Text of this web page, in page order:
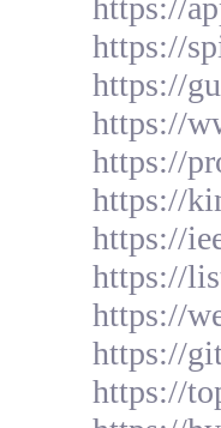
https://
https://
https://
https://
https://
https://
https://
https://
https://
https://
https://